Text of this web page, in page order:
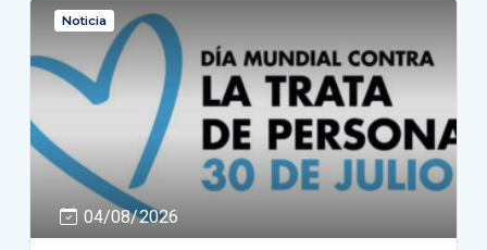
Noticia
04/08/2026